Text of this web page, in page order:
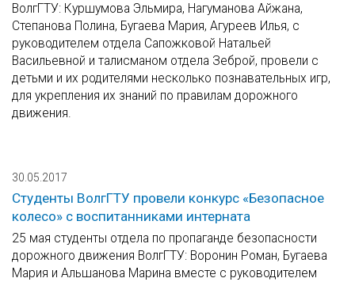
ВолгГТУ: Куршумова Эльмира, Нагуманова Айжана,
Степанова Полина, Бугаева Мария, Агуреев Илья, с
руководителем отдела Сапожковой Натальей
Васильевной и талисманом отдела Зеброй, провели с
детьми и их родителями несколько познавательных игр,
для укрепления их знаний по правилам дорожного
движения.
30.05.2017
Студенты ВолгГТУ провели конкурс «Безопасное
колесо» с воспитанниками интерната
25 мая студенты отдела по пропаганде безопасности
дорожного движения ВолгГТУ: Воронин Роман, Бугаева
Мария и Альшанова Марина вместе с руководителем